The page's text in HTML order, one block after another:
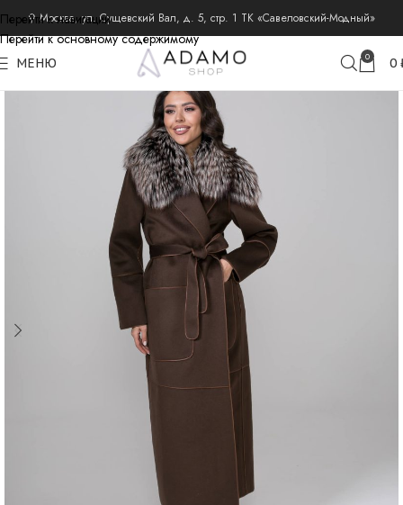
Перейти к навигации
Перейти к основному содержимому
⚲ Москва, ул. Сущевский Вал, д. 5, стр. 1 ТК «Савеловский-Модный»
МЕНЮ 0 0
главная пальто из шерсти и кашемира пальто демисезонные